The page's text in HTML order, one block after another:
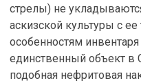
стрелы) не
аскизской культуры с
особенностям
единственный объект в
подобная нефритовая